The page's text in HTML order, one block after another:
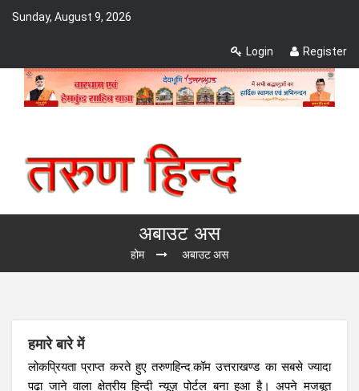
Sunday, August 9, 2026
Login Register
अबाउट अस
होम अबाउट अस
हमारे बारे में
लोकप्रियता प्राप्त करते हुए तरुणहिन्द.कॉम उत्तराखण्ड का सबसे ज्यादा
पढ़ा जाने वाला क्षेत्रीय हिन्दी न्यूज़ पोर्टल बना हुआ है। अपने मजबूत